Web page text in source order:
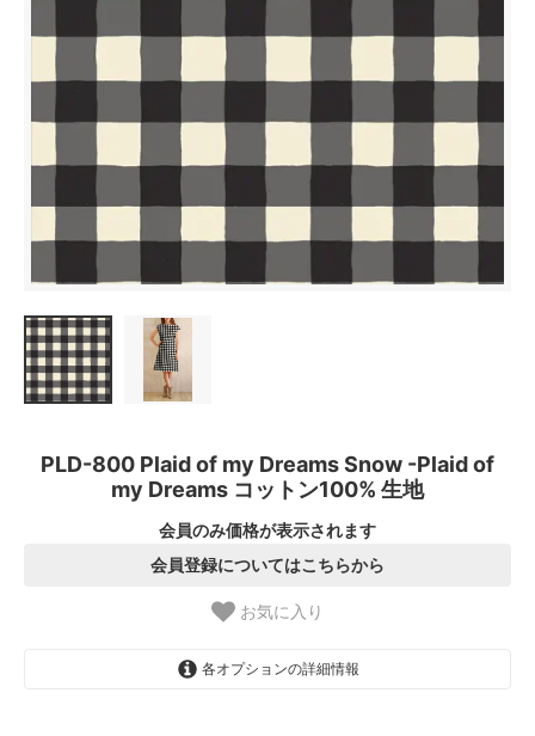
PLD-800 Plaid of my Dreams Snow -Plaid of
my Dreams コットン100% 生地
会員のみ価格が表示されます
会員登録についてはこちらから
お気に入り
各オプションの詳細情報